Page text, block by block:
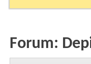
Forum: